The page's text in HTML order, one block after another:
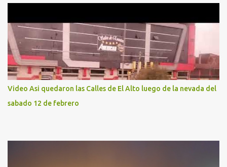
Video Asi quedaron las Calles de El Alto luego de la nevada del
sabado 12 de febrero